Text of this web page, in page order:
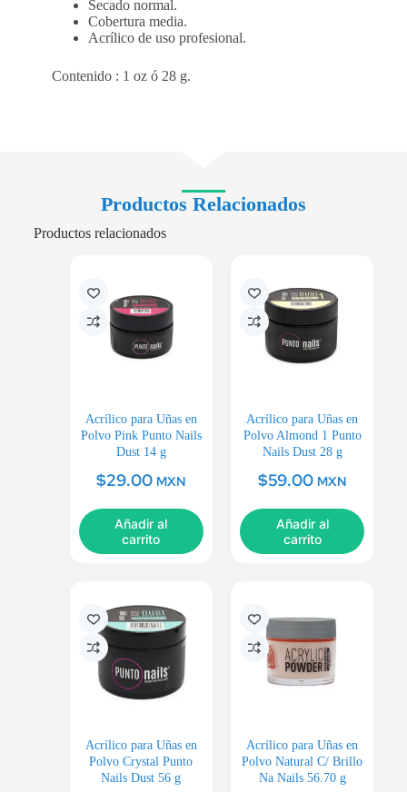
Secado normal.
Cobertura media.
Acrílico de uso profesional.
Contenido : 1 oz ó 28 g.
Productos Relacionados
Productos relacionados
Acrílico para Uñas en
Polvo Pink Punto Nails
Dust 14 g
$29.00 MXN
Añadir al
carrito
Acrílico para Uñas en
Polvo Almond 1 Punto
Nails Dust 28 g
$59.00 MXN
Añadir al
carrito
Acrílico para Uñas en
Polvo Crystal Punto
Nails Dust 56 g
Acrílico para Uñas en
Polvo Natural C/ Brillo
Na Nails 56.70 g